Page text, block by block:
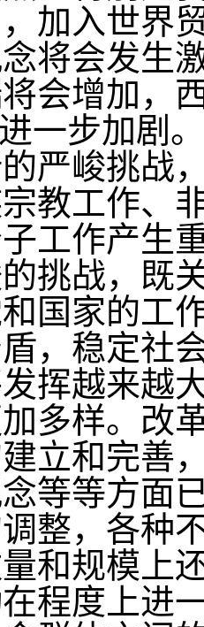
加入世界
将会发生
会增加，
一步加剧
严峻挑战
教工作、
工作产生
挑战，既
国家的工
，稳定社
挥越来越
多样。改
立和完善
等等方面
整，各种
和规模上
程度上进